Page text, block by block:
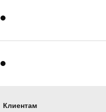
Клиентам